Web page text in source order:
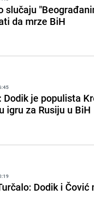
slučaju
da mrze BiH
Dodik je populista
igru za Rusiju u BiH
Dodik i